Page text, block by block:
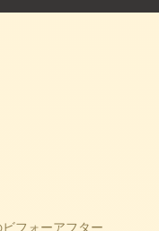
フォーアフター